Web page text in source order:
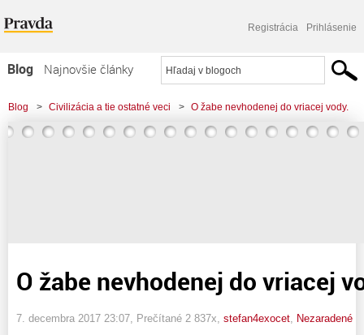
Registrácia Prihlásenie
Blog
Najnovšie články
Najčítanejšie články
Najkomentovanejšie články
Blog > Civilizácia a tie ostatné veci > O žabe nevhodenej do vriacej vody.
O žabe nevhodenej do vriacej
7. decembra 2017 23:07 , Prečítané 2 837x, stefan4exocet Nezaradené